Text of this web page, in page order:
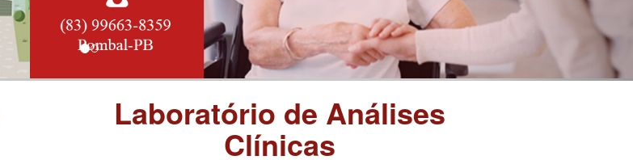
Laboratório de Análises
Clínicas